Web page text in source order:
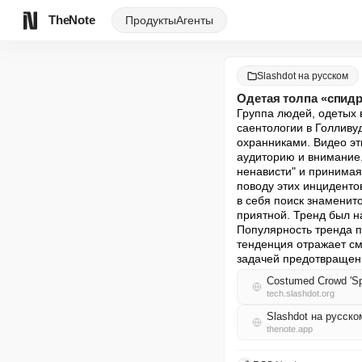
TheNote ПродуктыАгенты
Slashdot на русском
Одетая толпа
Группа людей, одетых
саентологии в
охранниками. Видео
аудиторию и
ненависти" и
поводу этих
в себя поиск
приятной. Тренд был
Популярность тренда
тенденция отражает
задачей
Costumed Crowd
tech.slashdot.org
Slashdot на
thenote.app